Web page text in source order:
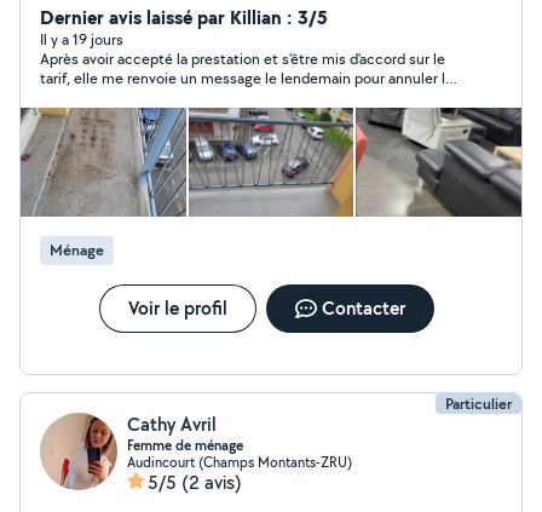
Dernier avis laissé par Killian : 3/5
Il y a 19 jours
Après avoir accepté la prestation et s'être mis d'accord sur le
tarif, elle me renvoie un message le lendemain pour annuler la
avec elle et la remercie quand même d'avoir prévenu un peu en
avance.
Ménage
Voir le profil Contacter
Particulier
Cathy Avril
Femme de ménage
Audincourt (Champs Montants-ZRU)
5/5 (2 avis)